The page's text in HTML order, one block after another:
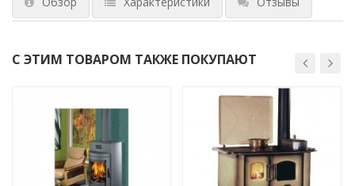
С ЭТИМ ТОВАРОМ ТАКЖЕ ПОКУПАЮТ